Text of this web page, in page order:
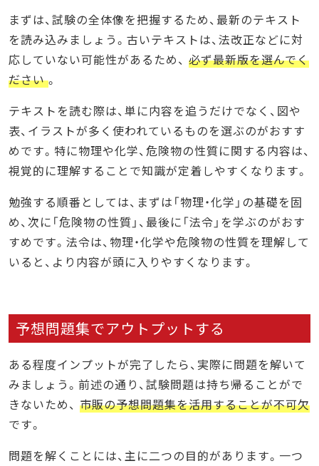
まずは、試験の全体像を把握するため、最新のテキスト
を読み込みましょう。古いテキストは、法改正などに対
応していない可能性があるため、 必ず最新版を選んでく
ださい。
テキストを読む際は、単に内容を追うだけでなく、図や
表、イラストが多く使われているものを選ぶのがおすす
めです。特に物理や化学、危険物の性質に関する内容は、
視覚的に理解することで知識が定着しやすくなります。
勉強する順番としては、まずは「物理・化学」の基礎を固
め、次に「危険物の性質」、最後に「法令」を学ぶのがおす
すめです。法令は、物理・化学や危険物の性質を理解して
いると、より内容が頭に入りやすくなります。
予想問題集でアウトプットする
ある程度インプットが完了したら、実際に問題を解いて
みましょう。前述の通り、試験問題は持ち帰ることがで
きないため、 市販の予想問題集を活用することが不可欠
です。
問題を解くことには、主に二つの目的があります。一つ